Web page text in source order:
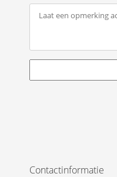
Contactinformatie